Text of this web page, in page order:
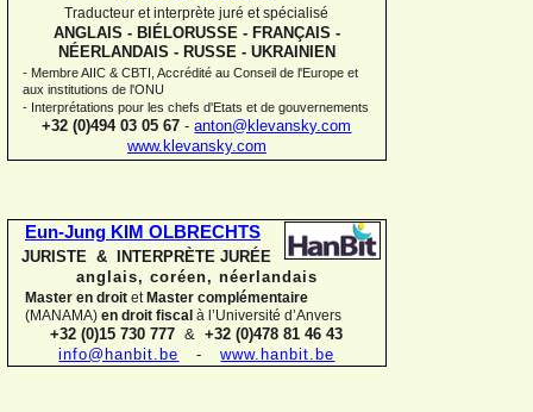
Traducteur et interprète juré et spécialisé
ANGLAIS - BIÉLORUSSE - FRANÇAIS -
NÉERLANDAIS - RUSSE - UKRAINIEN
- Membre AIIC & CBTI, Accrédité au Conseil de l'Europe et
aux institutions de l'ONU
- Interprétations pour les chefs d'Etats et de gouvernements
+32 (0)494 03 05 67 - anton@klevansky.com
www.klevansky.com
Eun-Jung KIM OLBRECHTS
JURISTE & INTERPRÈTE JURÉE
anglais, coréen, néerlandais
Master en droit etMaster complémentaire
(MANAMA) en droit fiscal à l’Université d’Anvers
+32 (0)15 730 777 &+32 (0)478 81 46 43
info@hanbit.be - www.hanbit.be